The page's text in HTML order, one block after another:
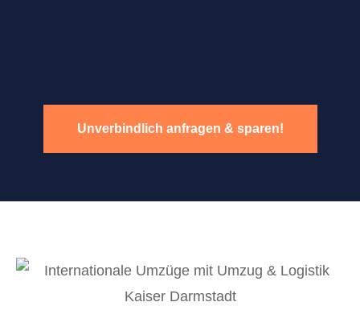
Unverbindlich anfragen & sparen!